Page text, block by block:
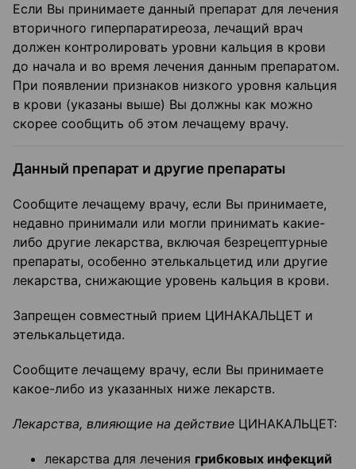
Если Вы принимаете данный препарат для лечения
вторичного гиперпаратиреоза, лечащий врач
должен контролировать уровни кальция в крови
до начала и во время лечения данным препаратом.
При появлении признаков низкого уровня кальция
в крови (указаны выше) Вы должны как можно
скорее сообщить об этом лечащему врачу.
Данный препарат и другие препараты
Сообщите лечащему врачу, если Вы принимаете,
недавно принимали или могли принимать какие-
либо другие лекарства, включая безрецептурные
препараты, особенно этелькальцетид или другие
лекарства, снижающие уровень кальция в крови.
Запрещен совместный прием ЦИНАКАЛЬЦЕТ и
этелькальцетида.
Сообщите лечащему врачу, если Вы принимаете
какое-либо из указанных ниже лекарств.
Лекарства, влияющие на действие ЦИНАКАЛЬЦЕТ:
лекарства для лечения грибковых инфекций